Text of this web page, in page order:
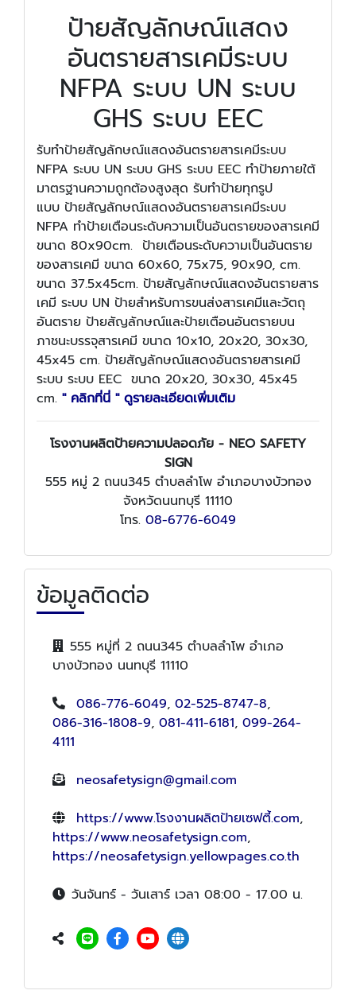
ป้ายสัญลักษณ์แสดง
อันตรายสารเคมีระบบ
NFPA ระบบ UN ระบบ
GHS ระบบ EEC
รับทำป้ายสัญลักษณ์แสดงอันตรายสารเคมีระบบ
NFPA ระบบ UN ระบบ GHS ระบบ EEC ทำป้ายภายใต้
มาตรฐานความถูกต้องสูงสุด รับทำป้ายทุกรูป
แบบ ป้ายสัญลักษณ์แสดงอันตรายสารเคมีระบบ
NFPA ทำป้ายเตือนระดับความเป็นอันตรายของสารเคมี
ขนาด 80x90cm. ป้ายเตือนระดับความเป็นอันตราย
ของสารเคมี ขนาด 60x60, 75x75, 90x90, cm.
ขนาด 37.5x45cm. ป้ายสัญลักษณ์แสดงอันตรายสาร
เคมี ระบบ UN ป้ายสำหรับการขนส่งสารเคมีและวัตถุ
อันตราย ป้ายสัญลักษณ์และป้ายเตือนอันตรายบน
ภาชนะบรรจุสารเคมี ขนาด 10x10, 20x20, 30x30,
45x45 cm. ป้ายสัญลักษณ์แสดงอันตรายสารเคมี
ระบบ ระบบ EEC ขนาด 20x20, 30x30, 45x45
cm. " คลิกที่นี่ " ดูรายละเอียดเพิ่มเติม
โรงงานผลิตป้ายความปลอดภัย - NEO SAFETY
SIGN
555 หมู่ 2 ถนน345 ตำบลลำโพ อำเภอบางบัวทอง
จังหวัดนนทบุรี 11110
โทร. 08-6776-6049
ข้อมูลติดต่อ
555 หมู่ที่ 2 ถนน345 ตำบลลำโพ อำเภอ
บางบัวทอง นนทบุรี 11110
086-776-6049, 02-525-8747-8,
086-316-1808-9, 081-411-6181, 099-264-
4111
neosafetysign@gmail.com
https://www.โรงงานผลิตป้ายเซฟตี้.com,
https://www.neosafetysign.com,
https://neosafetysign.yellowpages.co.th
วันจันทร์ - วันเสาร์ เวลา 08:00 - 17.00 น.